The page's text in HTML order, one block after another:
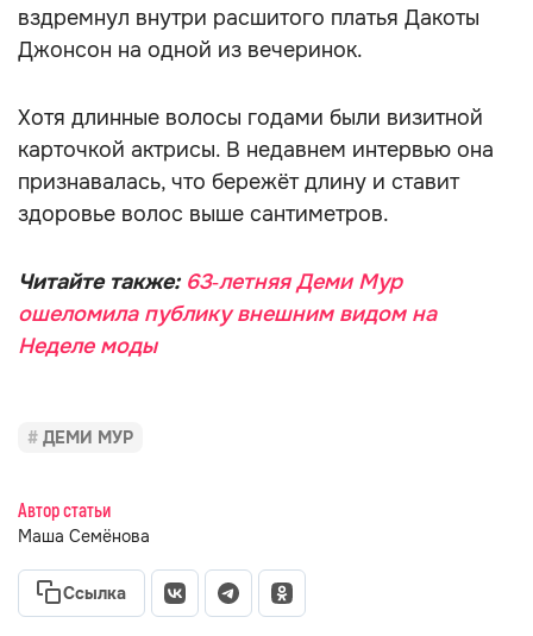
вздремнул внутри расшитого платья Дакоты
Джонсон на одной из вечеринок.
Хотя длинные волосы годами были визитной
карточкой актрисы. В недавнем интервью она
признавалась, что бережёт длину и ставит
здоровье волос выше сантиметров.
Читайте также: 63‑летняя Деми Мур
ошеломила публику внешним видом на
Неделе моды
ДЕМИ МУР
Автор статьи
Маша Семёнова
Ссылка